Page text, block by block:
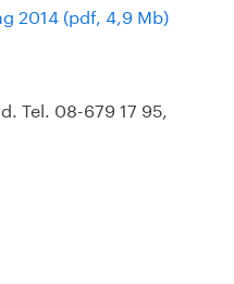
2014 (pdf, 4,9 Mb)
Tel. 08-679 17 95,